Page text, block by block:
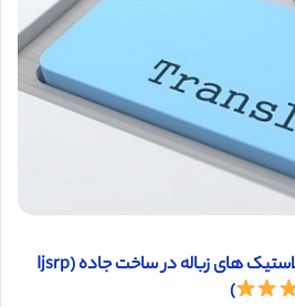
دانلود ترجمه مقاله کاربرد پلاستیک های زباله در ساخت جاده (Ijsrp
)